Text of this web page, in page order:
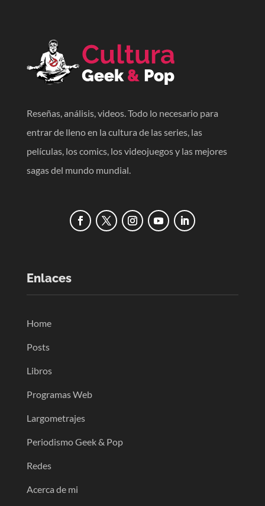
Reseñas, análisis, videos. Todo lo necesario para
entrar de lleno en la cultura de las series, las
películas, los comics, los videojuegos y las mejores
sagas del mundo mundial.
Enlaces
Home
Posts
Libros
Programas Web
Largometrajes
Periodismo Geek & Pop
Redes
Acerca de mi